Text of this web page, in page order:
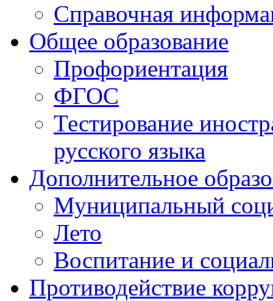
Справочная
Общее образование
Профориентация
ФГОС
Тестирование
русского языка
Дополнительное
Муниципальный
Лето
Воспитание и
Противодействие